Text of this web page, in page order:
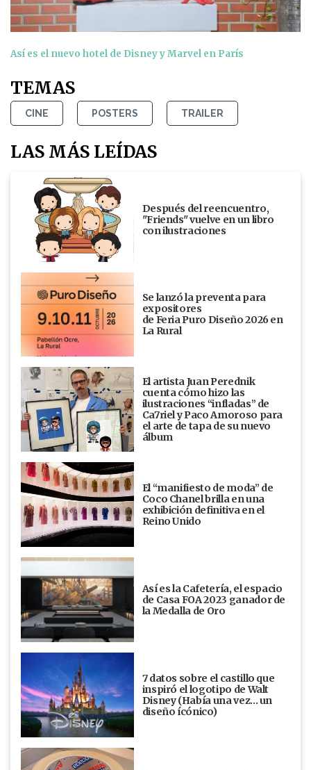
Así es el nuevo hotel de Disney y Marvel en París
TEMAS
CINE POSTERS TRAILER
LAS MÁS LEÍDAS
Después del reencuentro,
"Friends" vuelve en un libro
con ilustraciones
Se lanzó la preventa para
expositores
de Feria Puro Diseño 2026 en
La Rural
El artista Juan Perednik
cuenta cómo hizo las
ilustraciones “infladas” de
Ca7riel y Paco Amoroso para
el arte de tapa de su nuevo
álbum
El “manifiesto de moda” de
Coco Chanel brilla en una
exhibición definitiva en el
Reino Unido
Así es la Cafetería, el espacio
de Casa FOA 2023 ganador de
la Medalla de Oro
7 datos sobre el castillo que
inspiró el logotipo de Walt
Disney (Había una vez... un
diseño ícónico)